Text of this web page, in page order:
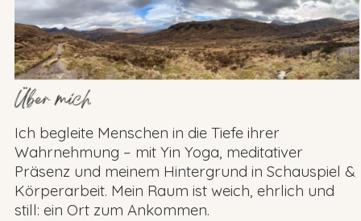
Ich begleite Menschen in die Tiefe ihrer
Wahrnehmung – mit Yin Yoga, meditativer
Präsenz und meinem Hintergrund in Schauspiel &
Körperarbeit. Mein Raum ist weich, ehrlich und
still: ein Ort zum Ankommen.